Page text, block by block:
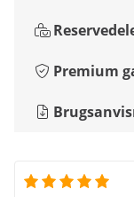
Premium